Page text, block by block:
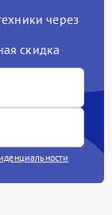
через
скидка